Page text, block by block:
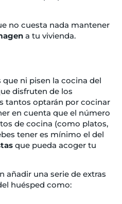
no cuesta nada mantener
a tu vivienda.
ni pisen la cocina del
disfruten de los
tantos optarán por cocinar
en cuenta que el número
de cocina (como platos,
tener es mínimo el del
que pueda acoger tu
añadir una serie de extras
huésped como: